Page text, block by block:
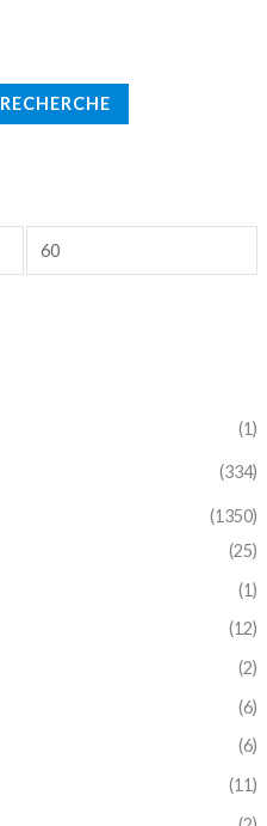
RECHERCHE
(1)
(334)
(1350)
(25)
(1)
(12)
(2)
(6)
(6)
(11)